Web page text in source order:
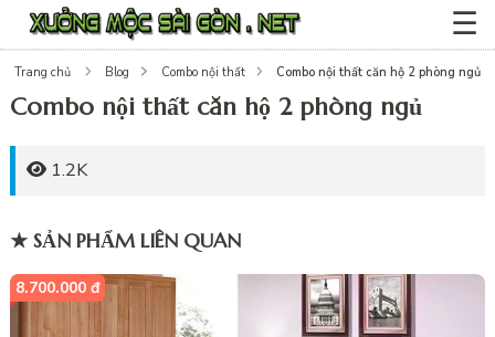
☰
Trang chủ Blog Combo nội thất Combo nội thất căn hộ 2 phòng ngủ
Combo nội thất căn hộ 2 phòng ngủ
1.2K
★ SẢN PHẨM LIÊN QUAN
8.700.000 đ